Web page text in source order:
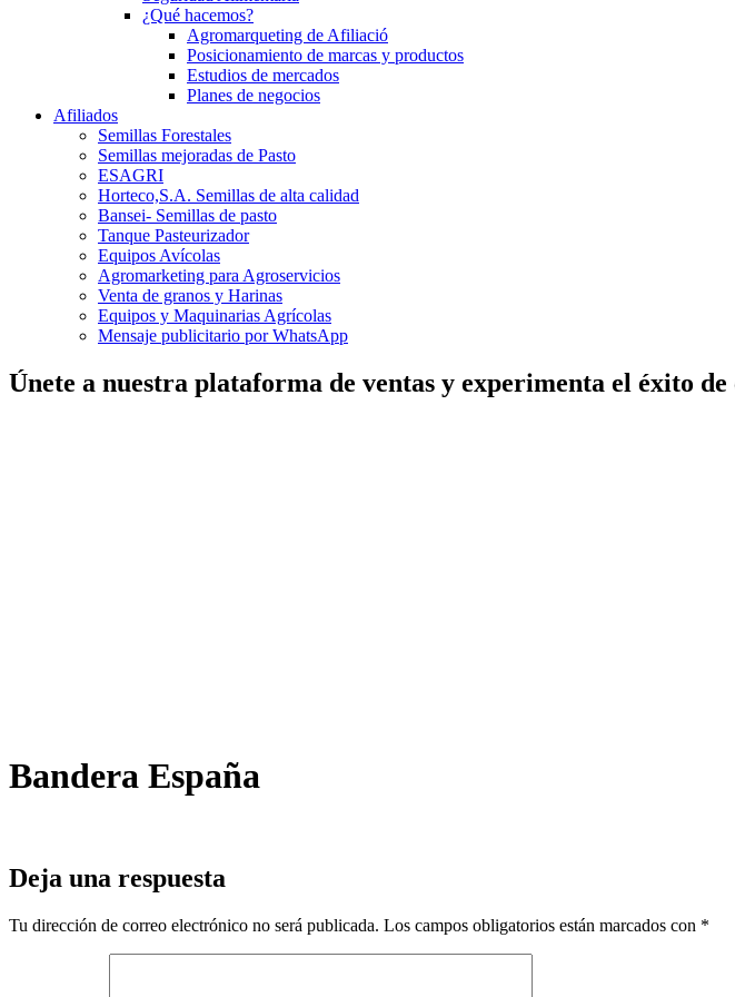
¿Qué hacemos?
Agromarqueting de Afiliació
Posicionamiento de marcas y productos
Estudios de mercados
Planes de negocios
Afiliados
Semillas Forestales
Semillas mejoradas de Pasto
ESAGRI
Horteco,S.A. Semillas de alta calidad
Bansei- Semillas de pasto
Tanque Pasteurizador
Equipos Avícolas
Agromarketing para Agroservicios
Venta de granos y Harinas
Equipos y Maquinarias Agrícolas
Mensaje publicitario por WhatsApp
Únete a nuestra plataforma de ventas y experimenta el éxito
Bandera España
Deja una respuesta
Tu dirección de correo electrónico no será publicada. Los campos obligatorios están marcados con *